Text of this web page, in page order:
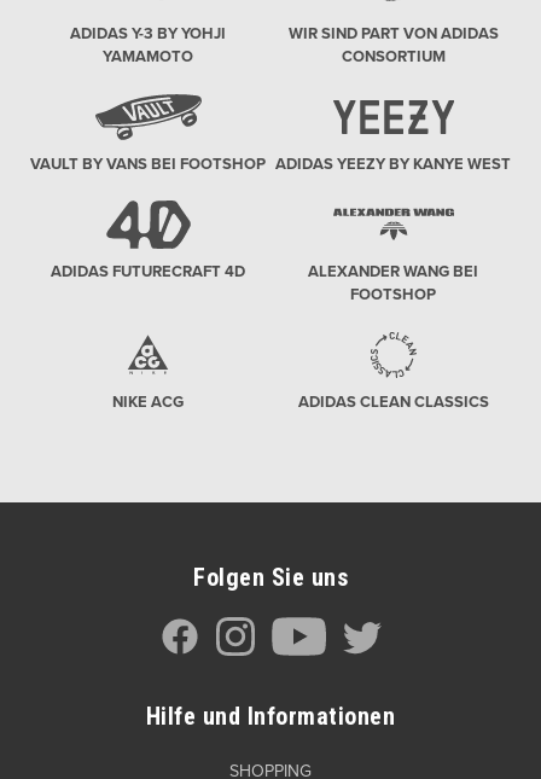
ADIDAS Y-3 BY YOHJI
YAMAMOTO
WIR SIND PART VON ADIDAS
CONSORTIUM
VAULT BY VANS BEI FOOTSHOP ADIDAS YEEZY BY KANYE WEST
ADIDAS FUTURECRAFT 4D
ALEXANDER WANG BEI
FOOTSHOP
NIKE ACG ADIDAS CLEAN CLASSICS
Folgen Sie uns
Hilfe und Informationen
SHOPPING